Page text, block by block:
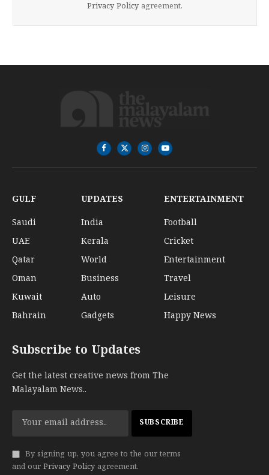
Privacy Policy agreement.
Facebook
X
(Twitter)
InstagramYouTube
GULF
Saudi
UAE
Qatar
Oman
Kuwait
Bahrain
UPDATES
India
Kerala
World
Business
Auto
Gadgets
ENTERTAINMENT
Football
Cricket
Entertainment
Travel
Leisure
Happy News
Subscribe to Updates
Get the latest creative news from The
Malayalam News..
By signing up, you agree to the our terms
and our Privacy Policy agreement.